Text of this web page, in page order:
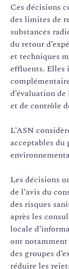
Ces décisions
des limites de
substances
du retour
et techniques
effluents. Elles
d’évaluation
et de contrôle
L’ASN
acceptables du
Les décisions
de l’avis du
des risques
après les
locale
ont
des groupes
réduire les